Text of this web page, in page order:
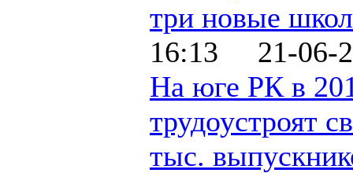
три новые
16:13 21-06-
На юге РК в
трудоустроят
тыс.